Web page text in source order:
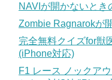
NAVIが開かないと
Zombie Ragnarokが
完全無料クイズfor獣
(iPhone対応)
F1 レース ノックア